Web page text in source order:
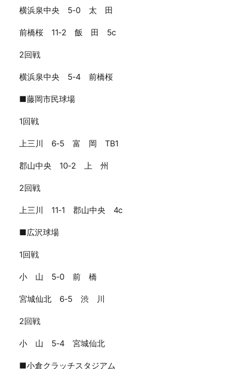
横浜泉中央 5‐0 太 田
前橋桜 11‐2 飯 田 5ⅽ
2回戦
横浜泉中央 5‐4 前橋桜
■藤岡市民球場
1回戦
上三川 6‐5 富 岡 TB1
郡山中央 10‐2 上 州
2回戦
上三川 11‐1 郡山中央 4ⅽ
■広沢球場
1回戦
小 山 5‐0 前 橋
宮城仙北 6‐5 渋 川
2回戦
小 山 5‐4 宮城仙北
■小倉クラッチスタジアム